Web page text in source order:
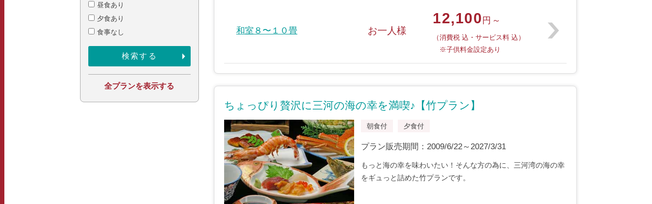
昼食あり
夕食あり
食事なし
全プランを表示する
和室８〜１０畳 お一人様
12,100 円～
（消費税 込・サービス料 込）
※子供料金設定あり
ちょっぴり贅沢に三河の海の幸を満喫♪【竹プラン】
朝食付 夕食付
プラン販売期間：2009/6/22～2027/3/31
もっと海の幸を味わいたい！そんな方の為に、三河湾の海の幸
をギュっと詰めた竹プランです。